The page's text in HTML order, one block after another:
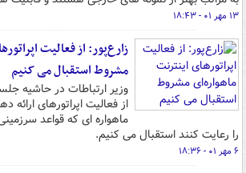
۱۳ مهر ۰۱ - ۱۸:۴۳
زارع‌پور: از فعالیت
مشروط استقبال می کنیم
وزیر ارتباطات در حاشیه
از فعالیت اپراتورهای ارائه
ماهواره ای که قواعد
را رعایت کنند استقبال می کنیم.
۶ مهر ۰۱ - ۱۸:۳۶